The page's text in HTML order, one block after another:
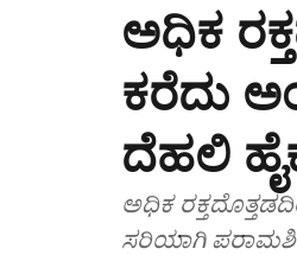
ಅಧಿಕ
ಕರೆದು
ದೆಹಲಿ
ಅಧಿಕ
ಸರಿಯಾಗಿ